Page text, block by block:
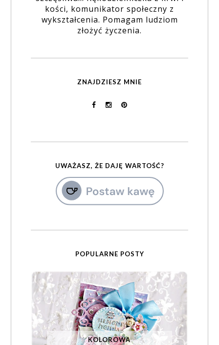
kości, komunikator społeczny z
wykształcenia. Pomagam ludziom
złożyć życzenia.
ZNAJDZIESZ MNIE
UWAŻASZ, ŻE DAJĘ WARTOŚĆ?
POPULARNE POSTY
KOLOROWA